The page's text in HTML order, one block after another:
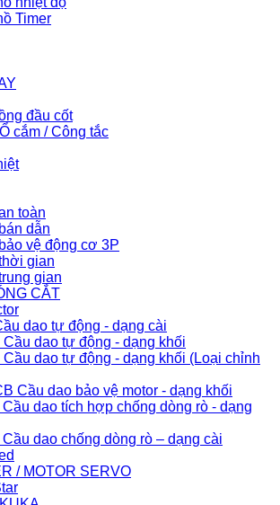
Timer
đầu cốt
cắm / Công tắc
toàn
dẫn
vệ động cơ 3P
gian
gian
CẮT
dao tự động - dạng cài
Cầu dao tự động - dạng khối
Cầu dao tự động - dạng khối (Loại chỉnh
Cầu dao bảo vệ motor - dạng khối
Cầu dao tích hợp chống dòng rò - dạng
dao chống dòng rò – dạng cài
/ MOTOR SERVO